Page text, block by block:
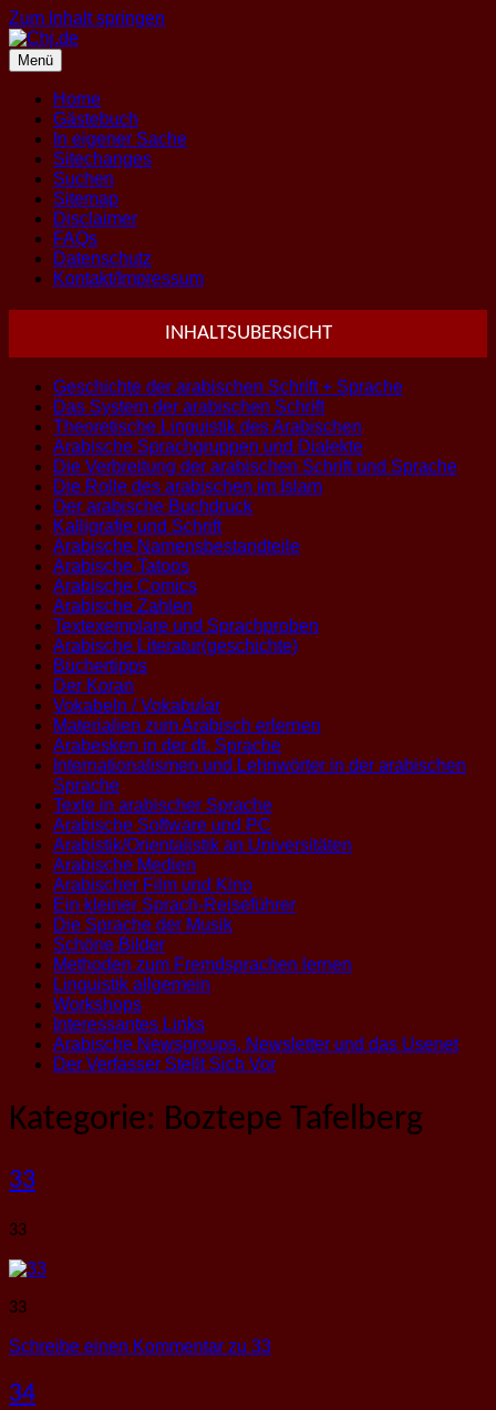
Zum Inhalt springen
Menü
Home
Gästebuch
In eigener Sache
Sitechanges
Suchen
Sitemap
Disclaimer
FAQs
Datenschutz
Kontakt/Impressum
INHALTSUBERSICHT
Geschichte der arabischen Schrift + Sprache
Das System der arabischen Schrift
Theoretische Linguistik des Arabischen
Arabische Sprachgruppen und Dialekte
Die Verbreitung der arabischen Schrift und Sprache
Die Rolle des arabischen im Islam
Der arabische Buchdruck
Kalligrafie und Schrift
Arabische Namensbestandteile
Arabische Tatoos
Arabische Comics
Arabische Zahlen
Textexemplare und Sprachproben
Arabische Literatur(geschichte)
Büchertipps
Der Koran
Vokabeln / Vokabular
Materialien zum Arabisch erlernen
Arabesken in der dt. Sprache
Internationalismen und Lehnwörter in der arabischen
Sprache
Texte in arabischer Sprache
Arabische Software und PC
Arabistik/Orientalistik an Universitäten
Arabische Medien
Arabischer Film und Kino
Ein kleiner Sprach-Reiseführer
Die Sprache der Musik
Schöne Bilder
Methoden zum Fremdsprachen lernen
Linguistik allgemein
Workshops
Interessantes Links
Arabische Newsgroups, Newsletter und das Usenet
Der Verfasser Stellt Sich Vor
Kategorie: Boztepe Tafelberg
33
33
33
Schreibe einen Kommentar zu 33
34